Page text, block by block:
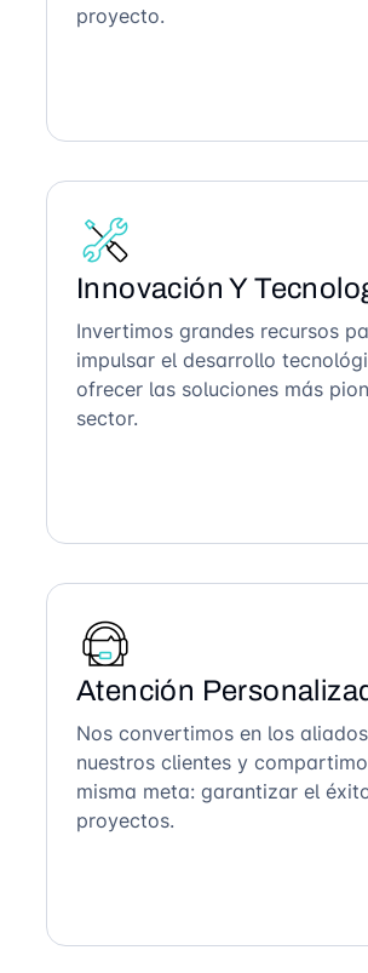
proyecto.
Innovación Y
Invertimos grandes recursos
impulsar el desarrollo
ofrecer las soluciones más
sector.
Atención
Nos convertimos en los
nuestros clientes y
misma meta: garantizar el
proyectos.